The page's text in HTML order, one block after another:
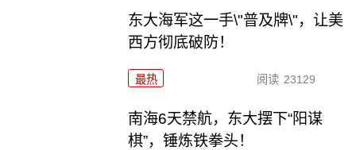
东大海军这一手\"普及牌\"，让美
西方彻底破防！
最热 阅读 23129
南海6天禁航，东大摆下“阳谋
棋”，锤炼铁拳头！